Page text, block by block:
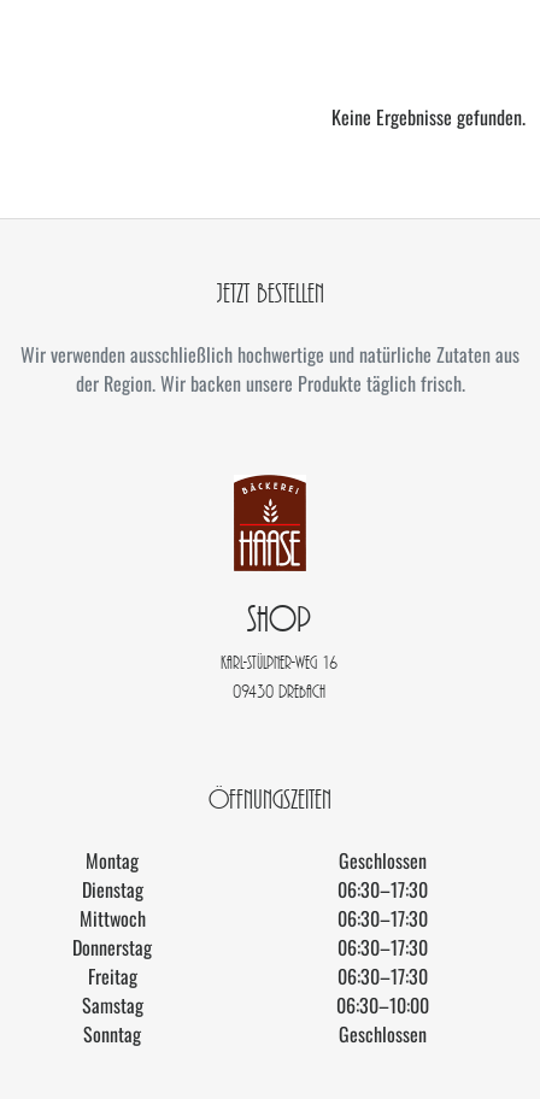
Keine Ergebnisse gefunden.
JETZT BESTELLEN
Wir verwenden ausschließlich hochwertige und natürliche Zutaten aus
der Region. Wir backen unsere Produkte täglich frisch.
Shop
Karl-Stülpner-Weg 16
09430 Drebach
ÖFFNUNGSZEITEN
Montag
Geschlossen
Dienstag
06:30–17:30
Mittwoch
06:30–17:30
Donnerstag
06:30–17:30
Freitag
06:30–17:30
Samstag
06:30–10:00
Sonntag
Geschlossen